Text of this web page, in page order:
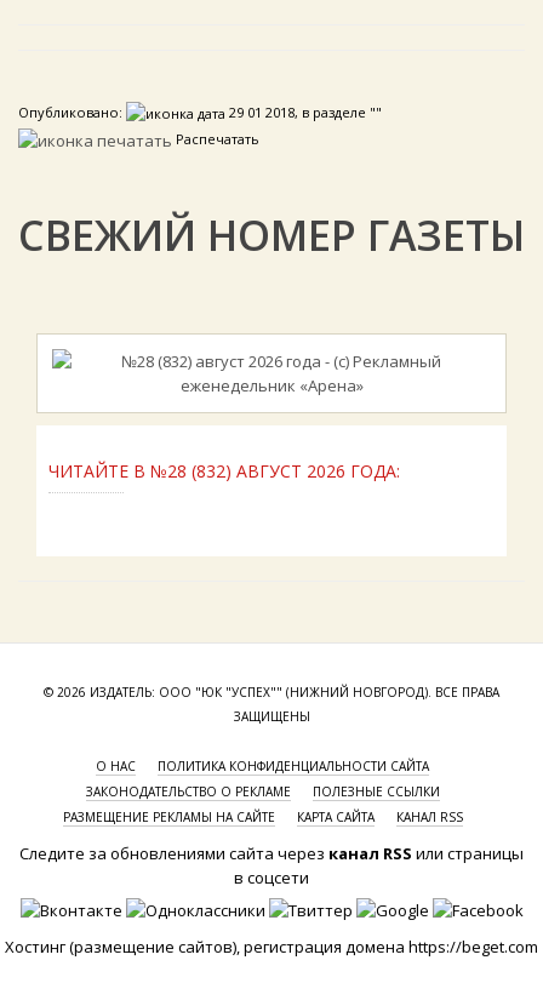
Опубликовано:
29 01 2018, в разделе ""
Распечатать
СВЕЖИЙ НОМЕР ГАЗЕТЫ
ЧИТАЙТЕ В №28 (832) АВГУСТ 2026 ГОДА:
© 2026 ИЗДАТЕЛЬ: ООО "ЮК "УСПЕХ"" (НИЖНИЙ НОВГОРОД). ВСЕ ПРАВА
ЗАЩИЩЕНЫ
О НАС
ПОЛИТИКА КОНФИДЕНЦИАЛЬНОСТИ САЙТА
ЗАКОНОДАТЕЛЬСТВО О РЕКЛАМЕ
ПОЛЕЗНЫЕ ССЫЛКИ
РАЗМЕЩЕНИЕ РЕКЛАМЫ НА САЙТЕ
КАРТА САЙТА КАНАЛ RSS
Следите за обновлениями сайта через канал RSS или страницы
в соцсети
Хостинг (размещение сайтов), регистрация домена https://beget.com